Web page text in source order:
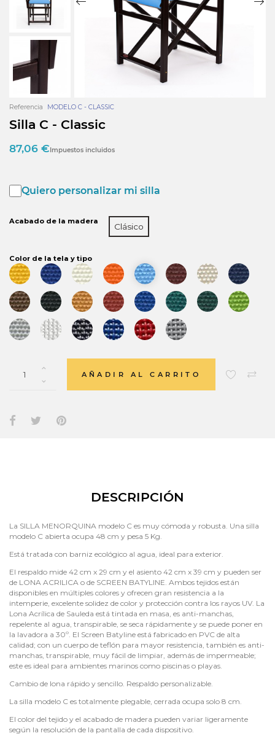
Referencia MODELO C - CLASSIC
Silla C - Classic
87,06 € Impuestos incluidos
Quiero personalizar mi silla
Acabado de la madera
Clásico
Color de la tela y tipo
AÑADIR AL CARRITO
DESCRIPCIÓN
La SILLA MENORQUINA modelo C es muy cómoda y robusta. Una silla
modelo C abierta ocupa 48 cm y pesa 5 Kg.
Está tratada con barniz ecológico al agua, ideal para exterior.
El respaldo mide 42 cm x 29 cm y el asiento 42 cm x 39 cm y pueden ser
de LONA ACRILICA o de SCREEN BATYLINE. Ambos tejidos están
disponibles en múltiples colores y ofrecen gran resistencia a la
intemperie, excelente solidez de color y protección contra los rayos UV. La
Lona Acrílica de Sauleda está tintada en masa, es anti-manchas,
repelente al agua, transpirable, se seca rápidamente y se puede poner en
la lavadora a 30º. El Screen Batyline está fabricado en PVC de alta
calidad; con un cuerpo de teflón para mayor resistencia, también es anti-
manchas, transpirable, muy fácil de limpiar, además de impermeable;
este es ideal para ambientes marinos como piscinas o playas.
Cambio de lona rápido y sencillo. Respaldo personalizable.
La silla modelo C es totalmente plegable, cerrada ocupa solo 8 cm.
El color del tejido y el acabado de madera pueden variar ligeramente
según la resolución de la pantalla de cada dispositivo.